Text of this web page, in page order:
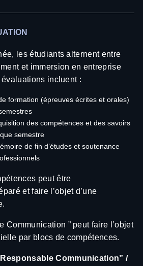
les étudiants alternent entre
et immersion en entreprise
incluent :
formation (épreuves écrites et orales)
des compétences et des savoirs
semestre
de fin d’études et soutenance
peut être
et faire l’objet d’une
Communication ” peut faire l’objet
par blocs de compétences.
Communication” /